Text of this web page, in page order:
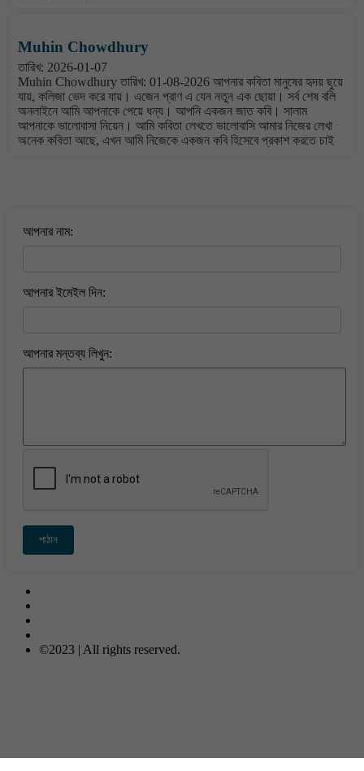
Muhin Chowdhury
তারিখ: 2026-01-07
Muhin Chowdhury তারিখ: 01-08-2026 আপনার কবিতা মানুষের হৃদয় ছুয়ে
যায়, কলিজা ভেদ করে যায়। এজেন প্রাণ এ যেন নতুন এক ছোয়া। সর্ব শেষ বলি
অনলাইনে আমি আপনাকে পেয়ে ধন্য। আপনি একজন জাত কবি। সালাম
আপনাকে ভালোবাসা নিয়েন। আমি কবিতা লেখতে ভালোবাসি আমার নিজের লেখা
অনেক কবিতা আছে, এখন আমি নিজেকে একজন কবি হিসেবে প্রকাশ করতে চাই
আপনার নাম:
আপনার ইমেইল দিন:
আপনার মন্তব্য লিখুন:
পাঠান
©2023 | All rights reserved.